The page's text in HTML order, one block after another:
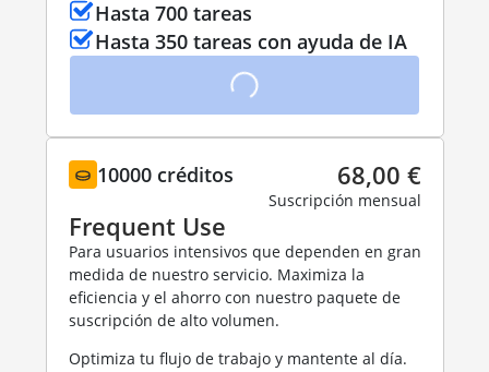
Hasta 700 tareas
Hasta 350 tareas con ayuda de IA
10000 créditos 68,00 €
Suscripción mensual
Frequent Use
Para usuarios intensivos que dependen en gran
medida de nuestro servicio. Maximiza la
eficiencia y el ahorro con nuestro paquete de
suscripción de alto volumen.
Optimiza tu flujo de trabajo y mantente al día.